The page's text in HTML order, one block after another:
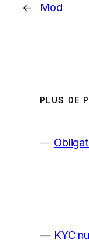
← Mod
PLUS DE
KYC